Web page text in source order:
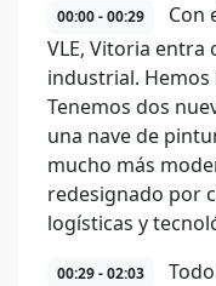
00:00 - 00:29
Con
VLE, Vitoria entra
industrial.
Tenemos dos
una nave de
mucho más
redesignado por
logísticas y
00:29 - 02:03